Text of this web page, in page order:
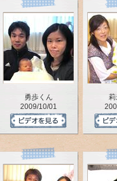
の
と
勇歩くん
2009/10/01
莉